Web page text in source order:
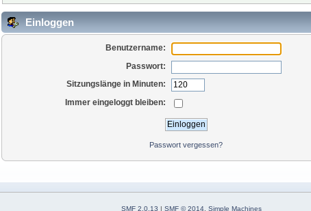
Einloggen
Benutzername:
Passwort:
Sitzungslänge in Minuten:
Immer eingeloggt bleiben:
Passwort vergessen?
SMF 2.0.13 | SMF © 2014 Simple Machines